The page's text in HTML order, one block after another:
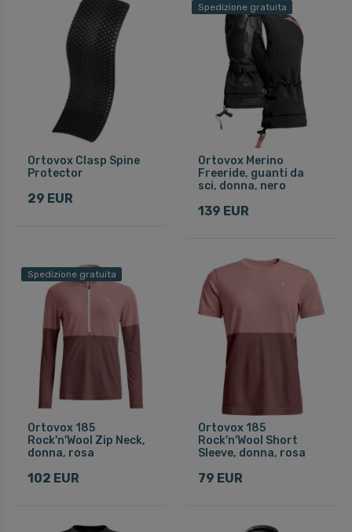
Ortovox Clasp Spine
Protector
29 EUR
Spedizione gratuita
Ortovox Merino
Freeride, guanti da
sci, donna, nero
139 EUR
Spedizione gratuita
Ortovox 185
Rock'n'Wool Zip Neck,
donna, rosa
102 EUR
Ortovox 185
Rock'n'Wool Short
Sleeve, donna, rosa
79 EUR